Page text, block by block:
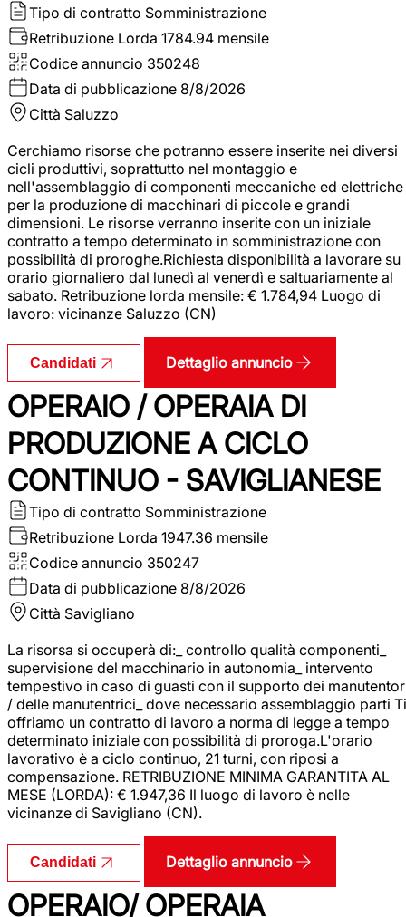
Tipo di contratto Somministrazione
Retribuzione Lorda 1784.94 mensile
Codice annuncio 350248
Data di pubblicazione 8/8/2026
Città Saluzzo
Cerchiamo risorse che potranno essere inserite nei diversi
cicli produttivi, soprattutto nel montaggio e
nell'assemblaggio di componenti meccaniche ed elettriche
per la produzione di macchinari di piccole e grandi
dimensioni. Le risorse verranno inserite con un iniziale
contratto a tempo determinato in somministrazione con
possibilità di proroghe.Richiesta disponibilità a lavorare su
orario giornaliero dal lunedì al venerdì e saltuariamente al
sabato. Retribuzione lorda mensile: € 1.784,94 Luogo di
lavoro: vicinanze Saluzzo (CN)
Candidati Dettaglio annuncio
OPERAIO / OPERAIA DI
PRODUZIONE A CICLO
CONTINUO - SAVIGLIANESE
Tipo di contratto Somministrazione
Retribuzione Lorda 1947.36 mensile
Codice annuncio 350247
Data di pubblicazione 8/8/2026
Città Savigliano
La risorsa si occuperà di:_ controllo qualità componenti_
supervisione del macchinario in autonomia_ intervento
tempestivo in caso di guasti con il supporto dei
/ delle manutentrici_ dove necessario assemblaggio parti Ti
offriamo un contratto di lavoro a norma di legge a tempo
determinato iniziale con possibilità di proroga.L'orario
lavorativo è a ciclo continuo, 21 turni, con riposi a
compensazione. RETRIBUZIONE MINIMA GARANTITA AL
MESE (LORDA): € 1.947,36 Il luogo di lavoro è nelle
vicinanze di Savigliano (CN).
Candidati Dettaglio annuncio
OPERAIO/ OPERAIA